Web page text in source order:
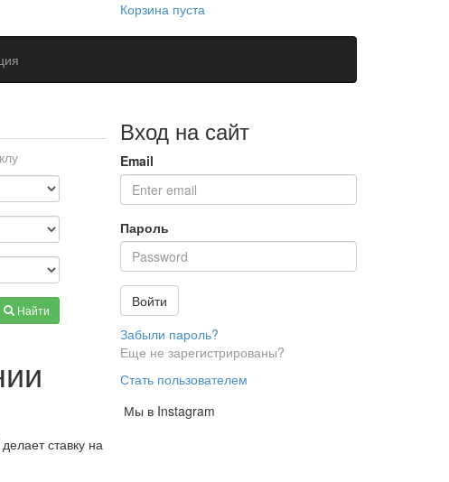
Корзина пуста
Найти
ставку на
Вход на сайт
Email
Пароль
Войти
Забыли пароль?
Еще не зарегистрированы?
Стать пользователем
Мы в Instagram